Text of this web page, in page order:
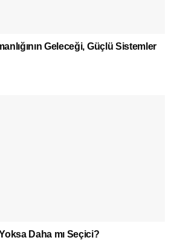
Geleceği, Güçlü Sistemler
Daha mı Seçici?